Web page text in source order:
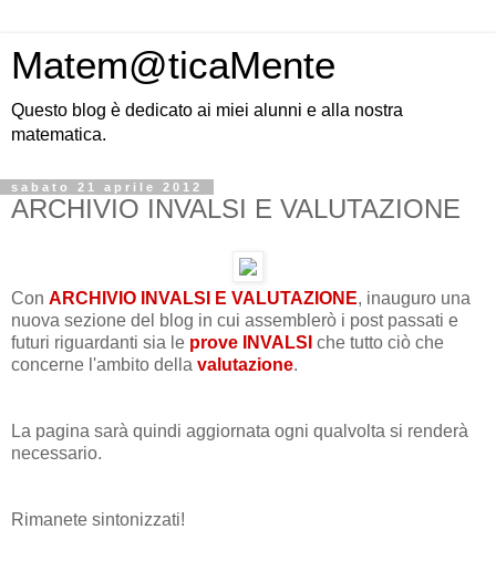
Matem@ticaMente
Questo blog è dedicato ai miei alunni e alla nostra
matematica.
sabato 21 aprile 2012
ARCHIVIO INVALSI E VALUTAZIONE
Con ARCHIVIO INVALSI E VALUTAZIONE, inauguro una
nuova sezione del blog in cui assemblerò i post passati e
futuri riguardanti sia le prove INVALSI che tutto ciò che
concerne l'ambito della valutazione.
La pagina sarà quindi aggiornata ogni qualvolta si renderà
necessario.
Rimanete sintonizzati!